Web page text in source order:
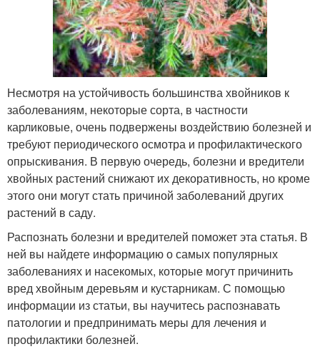
Несмотря на устойчивость большинства хвойников к
заболеваниям, некоторые сорта, в частности
карликовые, очень подвержены воздействию болезней и
требуют периодического осмотра и профилактического
опрыскивания. В первую очередь, болезни и вредители
хвойных растений снижают их декоративность, но кроме
этого они могут стать причиной заболеваний других
растений в саду.
Распознать болезни и вредителей поможет эта статья. В
ней вы найдете информацию о самых популярных
заболеваниях и насекомых, которые могут причинить
вред хвойным деревьям и кустарникам. С помощью
информации из статьи, вы научитесь распознавать
патологии и предпринимать меры для лечения и
профилактики болезней.